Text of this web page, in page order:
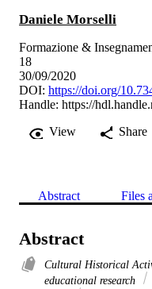
Daniele Morselli
Formazione &
18
30/09/2020
DOI: https://doi.org/
Handle: https://
View
Share
Abstract Files
Abstract
Cultural Historical
educational research